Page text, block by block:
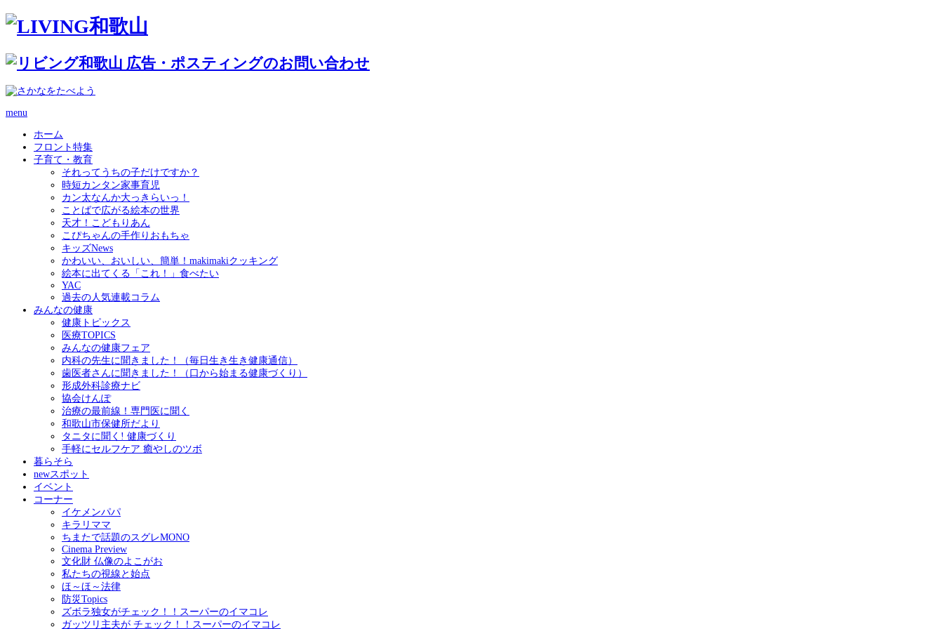
menu
ホーム
フロント特集
子育て・教育
それってうちの子だけですか？
時短カンタン家事育児
カン太なんか大っきらいっ！
ことばで広がる絵本の世界
天才！こどもりあん
こぴちゃんの手作りおもちゃ
キッズNews
かわいい、おいしい、簡単！makimakiクッキング
絵本に出てくる「これ！」食べたい
YAC
過去の人気連載コラム
みんなの健康
健康トピックス
医療TOPICS
みんなの健康フェア
内科の先生に聞きました！（毎日生き生き健康通信）
歯医者さんに聞きました！（口から始まる健康づくり）
形成外科診療ナビ
協会けんぽ
治療の最前線！専門医に聞く
和歌山市保健所だより
タニタに聞く! 健康づくり
手軽にセルフケア 癒やしのツボ
暮らそら
newスポット
イベント
コーナー
イケメンパパ
キラリママ
ちまたで話題のスグレMONO
Cinema Preview
文化財 仏像のよこがお
私たちの視線と始点
ほ～ほ～法律
防災Topics
ズボラ独女がチェック！！スーパーのイマコレ
ガッツリ主夫が チェック！！スーパーのイマコレ